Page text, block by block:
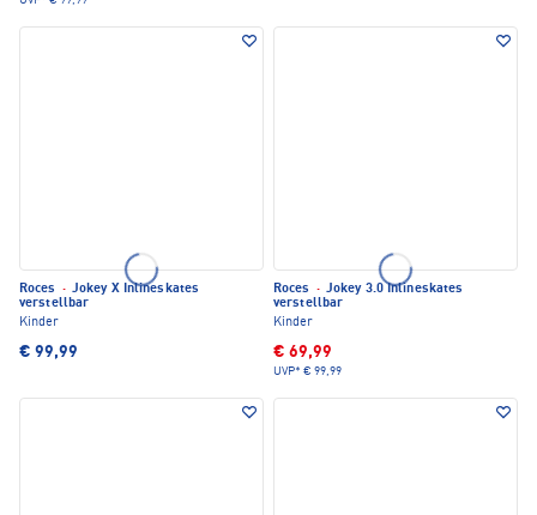
Roces · Jokey X Inlineskates
verstellbar
Kinder
€ 99,99
Roces · Jokey 3.0 Inlineskates
verstellbar
Kinder
€ 69,99
UVP* € 99,99